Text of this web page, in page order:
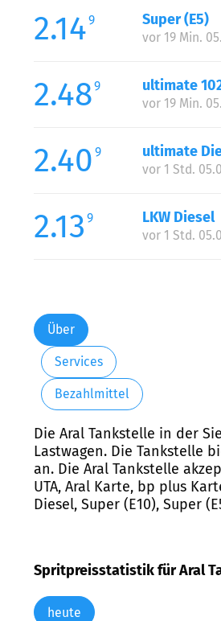
2.149 Super (E5)
vor 19 Min.
2.489 ultimate
vor 19 Min.
2.40 9 ultimate
vor 1 Std.
2.13 9 LKW Diesel
vor 1 Std.
Über
Services
Bezahlmittel
Die Aral Tankstelle in der
Lastwagen. Die Tankstelle
an. Die Aral Tankstelle
UTA, Aral Karte, bp plus
Diesel, Super (E10), Super
Spritpreisstatistik für Aral
heute